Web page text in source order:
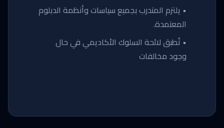
• يلتزم المتدرب بجميع سياسات وأنظمة الدبلوم
المعتمدة.
• تُطبق لائحة السلوك الأكاديمي في حال
وجود مخالفات